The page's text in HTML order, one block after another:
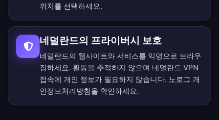
위치를 선택하세요.
네덜란드의 프라이버시 보호
네덜란드의 웹사이트와 서비스를 익명으로 브라우
징하세요. 활동을 추적하지 않으며 네덜란드 VPN
접속에 개인 정보가 필요하지 않습니다. 노로그 개
인정보처리방침을 확인하세요.